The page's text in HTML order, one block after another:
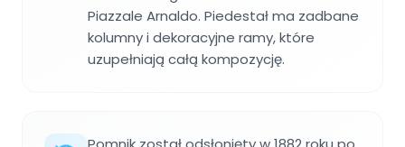
Piazzale Arnaldo. Piedestał ma zadbane
kolumny i dekoracyjne ramy, które
uzupełniają całą kompozycję.